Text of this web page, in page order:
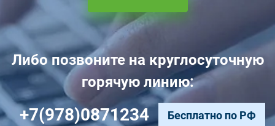
Либо позвоните на круглосуточную
горячую линию:
+7(978)0871234 Бесплатно по РФ